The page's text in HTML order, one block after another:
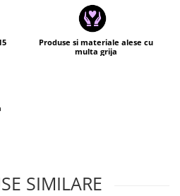
Produse si materiale alese cu
multa grija
SIMILARE